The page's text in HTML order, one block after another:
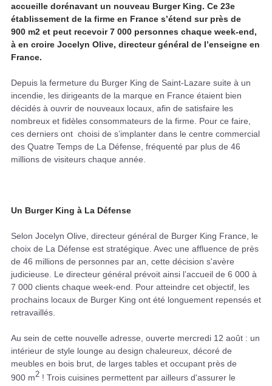
accueille dorénavant un nouveau Burger King. Ce 23e
établissement de la firme en France s’étend sur près de
900 m2 et peut recevoir 7 000 personnes chaque week-end,
à en croire Jocelyn Olive, directeur général de l’enseigne en
France.
Depuis la fermeture du Burger King de Saint-Lazare suite à un
incendie, les dirigeants de la marque en France étaient bien
décidés à ouvrir de nouveaux locaux, afin de satisfaire les
nombreux et fidèles consommateurs de la firme. Pour ce faire,
ces derniers ont choisi de s’implanter dans le centre commercial
des Quatre Temps de La Défense, fréquenté par plus de 46
millions de visiteurs chaque année.
Un Burger King à La Défense
Selon Jocelyn Olive, directeur général de Burger King France, le
choix de La Défense est stratégique. Avec une affluence de près
de 46 millions de personnes par an, cette décision s'avère
judicieuse. Le directeur général prévoit ainsi l’accueil de 6 000 à
7 000 clients chaque week-end. Pour atteindre cet objectif, les
prochains locaux de Burger King ont été longuement repensés et
retravaillés.
Au sein de cette nouvelle adresse, ouverte mercredi 12 août : un
intérieur de style lounge au design chaleureux, décoré de
meubles en bois brut, de larges tables et occupant près de
900 m2 ! Trois cuisines permettent par ailleurs d'assurer le